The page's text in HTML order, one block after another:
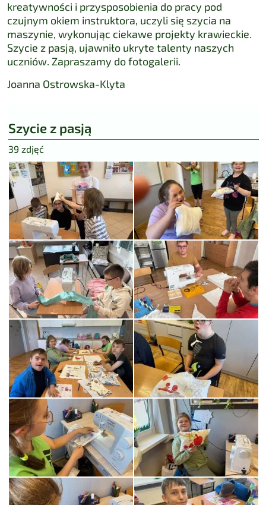
kreatywności i przysposobienia do pracy pod
czujnym okiem instruktora, uczyli się szycia na
maszynie, wykonując ciekawe projekty krawieckie.
Szycie z pasją, ujawniło ukryte talenty naszych
uczniów. Zapraszamy do fotogalerii.
Joanna Ostrowska-Klyta
Szycie z pasją
39 zdjęć